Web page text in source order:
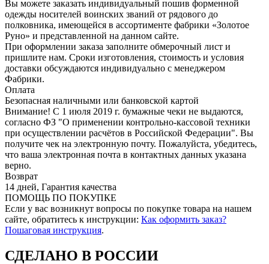
Вы можете заказать индивидуальный пошив форменной
одежды носителей воинских званий от рядового до
полковника, имеющейся в ассортименте фабрики «Золотое
Руно» и представленной на данном сайте.
При оформлении заказа заполните обмерочный лист и
пришлите нам. Сроки изготовления, стоимость и условия
доставки обсуждаются индивидуально с менеджером
Фабрики.
Оплата
Безопасная наличными или банковской картой
Внимание! С 1 июля 2019 г. бумажные чеки не выдаются,
согласно ФЗ "О применении контрольно-кассовой техники
при осуществлении расчётов в Российской Федерации". Вы
получите чек на электронную почту. Пожалуйста, убедитесь,
что ваша электронная почта в контактных данных указана
верно.
Возврат
14 дней, Гарантия качества
ПОМОЩЬ ПО ПОКУПКЕ
Если у вас возникнут вопросы по покупке товара на нашем
сайте, обратитесь к инструкции: Как оформить заказ?
Пошаговая инструкция.
СДЕЛАНО В РОССИИ